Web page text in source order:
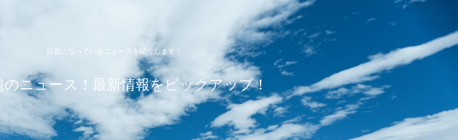
話題になっているニュースを紹介します！
ニュース！最新情報をピックアップ！